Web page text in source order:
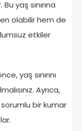
yaş sınırına
olabilir hem de
etkiler
yaş sınırını
Ayrıca,
bir kumar